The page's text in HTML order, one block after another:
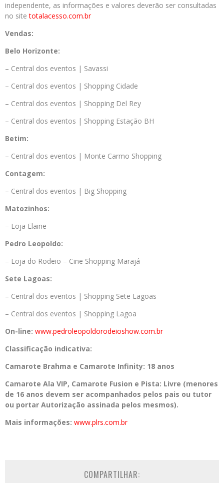
independente, as informações e valores deverão ser consultadas
no sitetotalacesso.com.br
Vendas:
Belo Horizonte:
– Central dos eventos | Savassi
– Central dos eventos | Shopping Cidade
– Central dos eventos | Shopping Del Rey
– Central dos eventos | Shopping Estação BH
Betim:
– Central dos eventos | Monte Carmo Shopping
Contagem:
– Central dos eventos | Big Shopping
Matozinhos:
– Loja Elaine
Pedro Leopoldo:
– Loja do Rodeio – Cine Shopping Marajá
Sete Lagoas:
– Central dos eventos | Shopping Sete Lagoas
– Central dos eventos | Shopping Lagoa
On-line: www.pedroleopoldorodeioshow.com.br
Classificação indicativa:
Camarote Brahma e Camarote Infinity: 18 anos
Camarote Ala VIP, Camarote Fusion e Pista: Livre (menores
de 16 anos devem ser acompanhados pelos pais ou tutor
ou portar Autorização assinada pelos mesmos).
Mais informações: www.plrs.com.br
COMPARTILHAR: